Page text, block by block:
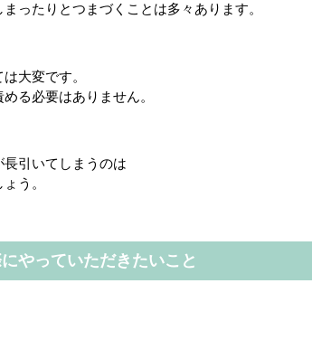
まったりとつまづくことは多々あります。
大変です。
る必要はありません。
引いてしまうのは
う。
やっていただきたいこと